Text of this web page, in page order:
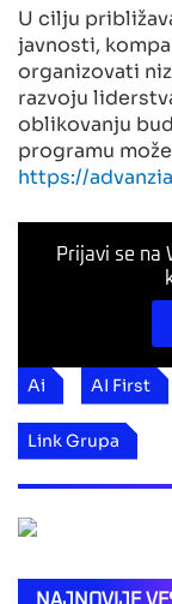
U cilju
javnosti,
organizovati
razvoju
oblikovanju
programu
https://
Prijavi se na
Ai AI First
Link Grupa
NAJNOVIJE